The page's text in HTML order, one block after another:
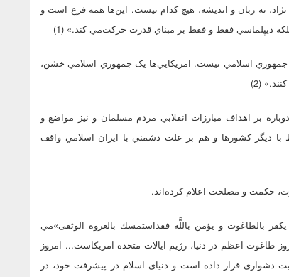
نه زبان و انديشه، هيچ کدام نيست. اين‌ها همه فرع است و
ديپلماسي فقط و فقط بر مبناي قدرت حرکت‌مي کند.» (1)
اسلامي نيست. امريکايي‌ها يک جمهوري اسلامي خشن،
(2)
بر اهداف مبارزات انقلابي مردم مسلمان و نيز مواضع و
با ديگر کشورها و هم بر علت دشمني با ايران اسلامي واقف
حکمت و مصلحت اعلام‌ کرده‌اند.
بالطاغوت و يؤمن باللَّه فقداستمسك بالعروة الوثقى»‌مي
طاغوت اعظم در دنيا، رژيم ايالات متحده امريكاست... امروز
دشوارى قرار داده است و دنياى اسلام در پيشرفت خود، در